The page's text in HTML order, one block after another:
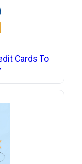
Cards To